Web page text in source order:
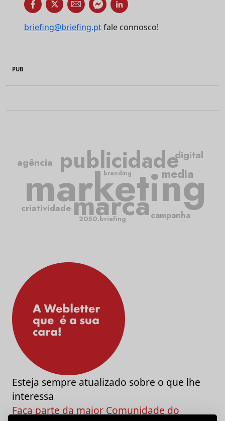
briefing@briefing.ptfale connosco!
PUB
marketing
publicidade
marca
criatividade
campanha
media
agência
digital
2050.briefing
branding
Esteja sempre atualizado sobre o que lhe
interessa
Faça parte da maior Comunidade do